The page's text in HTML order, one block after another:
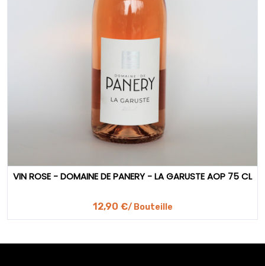
VIN ROSE - DOMAINE DE PANERY - LA GARUSTE AOP 75 CL
12,90 €/ Bouteille